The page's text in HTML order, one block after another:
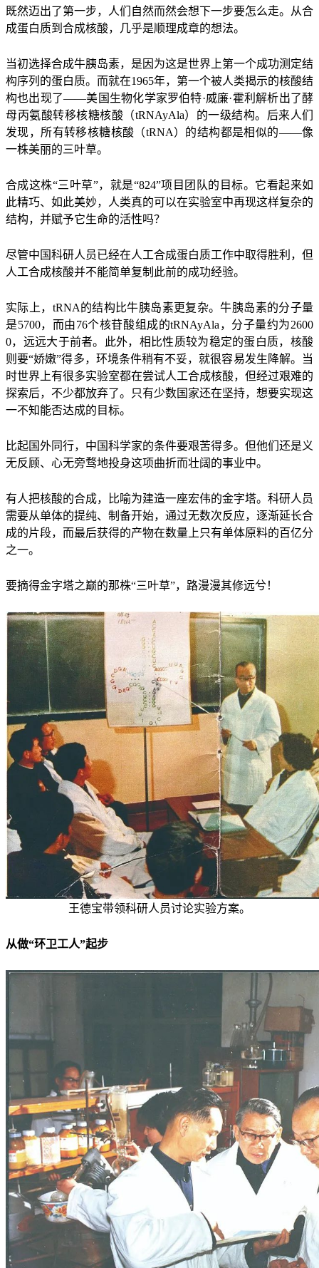
既然迈出了第一步，人们自然而然会想下一步要怎么走。从合
成蛋白质到合成核酸，几乎是顺理成章的想法。
当初选择合成牛胰岛素，是因为这是世界上第一个成功测定结
构序列的蛋白质。而就在1965年，第一个被人类揭示的核酸结
构也出现了——美国生物化学家罗伯特·威廉·霍利解析出了酵
母丙氨酸转移核糖核酸（tRNAyAla）的一级结构。后来人们
发现，所有转移核糖核酸（tRNA）的结构都是相似的——像
一株美丽的三叶草。
合成这株“三叶草”，就是“824”项目团队的目标。它看起来如
此精巧、如此美妙，人类真的可以在实验室中再现这样复杂的
结构，并赋予它生命的活性吗？
尽管中国科研人员已经在人工合成蛋白质工作中取得胜利，但
人工合成核酸并不能简单复制此前的成功经验。
实际上，tRNA的结构比牛胰岛素更复杂。牛胰岛素的分子量
是5700，而由76个核苷酸组成的tRNAyAla，分子量约为2600
0，远远大于前者。此外，相比性质较为稳定的蛋白质，核酸
则要“娇嫩”得多，环境条件稍有不妥，就很容易发生降解。当
时世界上有很多实验室都在尝试人工合成核酸，但经过艰难的
探索后，不少都放弃了。只有少数国家还在坚持，想要实现这
一不知能否达成的目标。
比起国外同行，中国科学家的条件要艰苦得多。但他们还是义
无反顾、心无旁骛地投身这项曲折而壮阔的事业中。
有人把核酸的合成，比喻为建造一座宏伟的金字塔。科研人员
需要从单体的提纯、制备开始，通过无数次反应，逐渐延长合
成的片段，而最后获得的产物在数量上只有单体原料的百亿分
之一。
要摘得金字塔之巅的那株“三叶草”，路漫漫其修远兮！
王德宝带领科研人员讨论实验方案。
从做“环卫工人”起步